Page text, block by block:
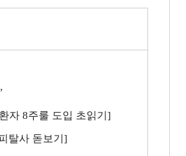
자 8주룰 도입 초읽기]
탈사 돋보기]